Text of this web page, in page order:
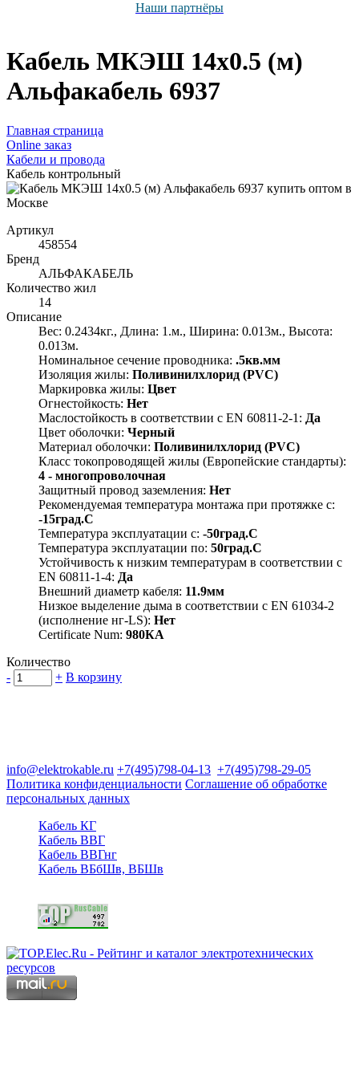
Наши партнёры
Кабель МКЭШ 14х0.5 (м)
Альфакабель 6937
Главная страница
Оnline заказ
Кабели и провода
Кабель контрольный
Артикул
458554
Бренд
АЛЬФАКАБЕЛЬ
Количество жил
14
Описание
Вес: 0.2434кг., Длина: 1.м., Ширина: 0.013м., Высота:
0.013м.
Номинальное сечение проводника: .5кв.мм
Изоляция жилы: Поливинилхлорид (PVC)
Маркировка жилы: Цвет
Огнестойкость: Нет
Маслостойкость в соответствии с EN 60811-2-1: Да
Цвет оболочки: Черный
Материал оболочки: Поливинилхлорид (PVC)
Класс токопроводящей жилы (Европейские стандарты):
4 - многопроволочная
Защитный провод заземления: Нет
Рекомендуемая температура монтажа при протяжке с:
-15град.C
Температура эксплуатации с: -50град.C
Температура эксплуатации по: 50град.C
Устойчивость к низким температурам в соответствии с
EN 60811-1-4: Да
Внешний диаметр кабеля: 11.9мм
Низкое выделение дыма в соответствии с EN 61034-2
(исполнение нг-LS): Нет
Certificate Num: 980КА
Количество
-
+ В корзину
info@elektrokable.ru +7(495)798-04-13 +7(495)798-29-05
Политика конфиденциальности Соглашение об обработке
персональных данных
Кабель КГ
Кабель ВВГ
Кабель ВВГнг
Кабель ВБбШв, ВБШв